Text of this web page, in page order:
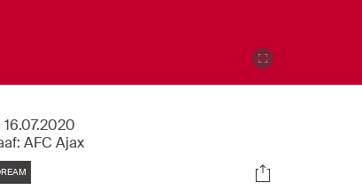
16.07.2020
AFC Ajax
Socials